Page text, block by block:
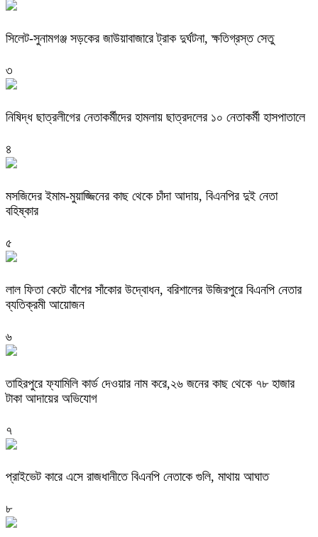
‎সিলেট-সুনামগঞ্জ সড়কের জাউয়াবাজারে ট্রাক দুর্ঘটনা, ক্ষতিগ্রস্ত সেতু
৩
নিষিদ্ধ ছাত্রলীগের নেতাকর্মীদের হামলায় ছাত্রদলের ১০ নেতাকর্মী হাসপাতালে
৪
মসজিদের ইমাম-মুয়াজ্জিনের কাছ থেকে চাঁদা আদায়, বিএনপির দুই নেতা
বহিষ্কার
৫
‎লাল ফিতা কেটে বাঁশের সাঁকোর উদ্বোধন, বরিশালের উজিরপুরে বিএনপি নেতার
ব্যতিক্রমী আয়োজন
৬
তাহিরপুরে ফ্যামিলি কার্ড দেওয়ার নাম করে,২৬ জনের কাছ থেকে ৭৮ হাজার
টাকা আদায়ের অভিযোগ
৭
প্রাইভেট কারে এসে রাজধানীতে বিএনপি নেতাকে গুলি, মাথায় আঘাত
৮